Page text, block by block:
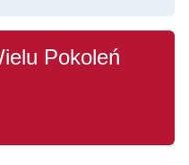
Pokoleń